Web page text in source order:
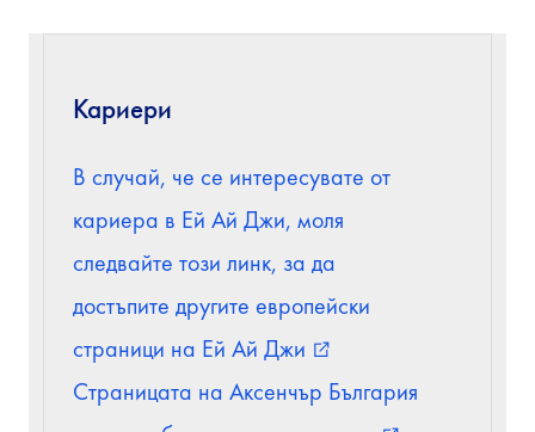
Кариери
В случай, че се интересувате от
кариера в Ей Ай Джи, моля
следвайте този линк, за да
достъпите другите европейски
страници на Ей Ай Джи external_link
Страницата на Аксенчър България